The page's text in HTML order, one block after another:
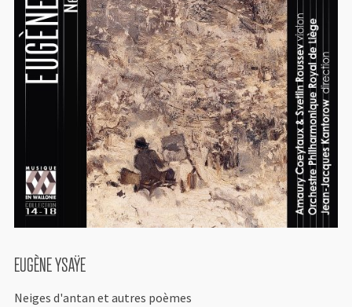
EUGÈNE YSAŸE
Neiges d'antan et autres poèmes